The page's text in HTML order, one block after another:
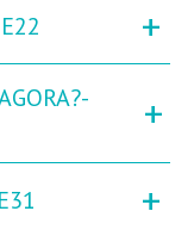
+
+
+